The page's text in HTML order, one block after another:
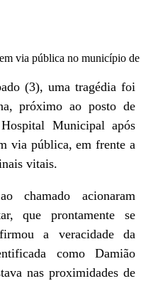
via pública no município
(3), uma tragédia foi
próximo ao posto de
Municipal após
via pública, em frente a
vitais.
chamado acionaram
que prontamente se
a veracidade da
como Damião
nas proximidades de